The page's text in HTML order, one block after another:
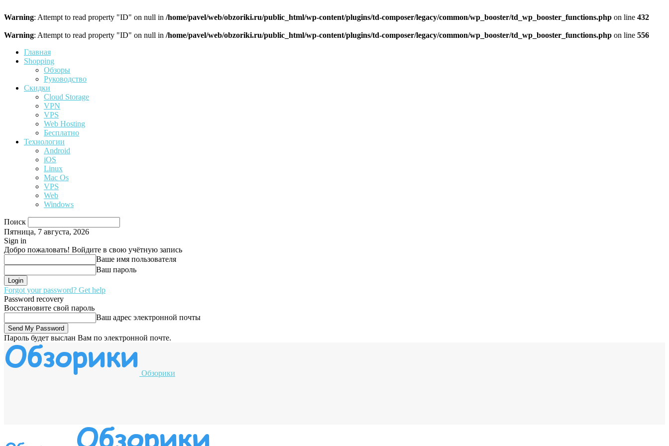
Warning: Attempt to read property "ID" on null in /home/pavel/web/obzoriki.ru/public_html/wp-content/plugins/td-composer/legacy/common/wp_booster/td_wp_booster_functions.php on line 432
Warning: Attempt to read property "ID" on null in /home/pavel/web/obzoriki.ru/public_html/wp-content/plugins/td-composer/legacy/common/wp_booster/td_wp_booster_functions.php on line 556
Главная
Shopping
Обзоры
Руководство
Скидки
Cloud Storage
VPN
VPS
Web Hosting
Бесплатно
Технологии
Android
iOS
Linux
Mac Os
VPS
Web
Windows
Поиск
Пятница, 7 августа, 2026
Sign in
Добро пожаловать! Войдите в свою учётную запись
Ваше имя пользователя
Ваш пароль
Forgot your password? Get help
Password recovery
Восстановите свой пароль
Ваш адрес электронной почты
Пароль будет выслан Вам по электронной почте.
Обзорики